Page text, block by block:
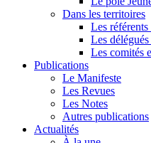
Dans les territoires
Les
Les
Les comités
Publications
Le Manifeste
Les Revues
Les Notes
Autres publications
Actualités